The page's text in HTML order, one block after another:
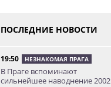
ПОСЛЕДНИЕ НОВОСТИ
19:50 НЕЗНАКОМАЯ ПРАГА
В Праге вспоминают
сильнейшее наводнение 2002